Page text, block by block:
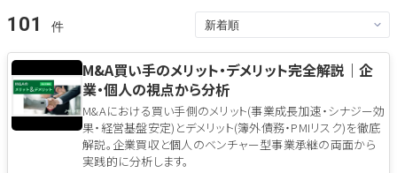
101
M&A買い手のメリット・デメリット完全解説｜企
業・個人の視点から分析
M&Aにおける買い手側のメリット(事業成長加速・シナジー効
果・経営基盤安定)とデメリット(簿外債務・PMIリスク)を徹底
解説。企業買収と個人のベンチャー型事業承継の両面から
実践的に分析します。